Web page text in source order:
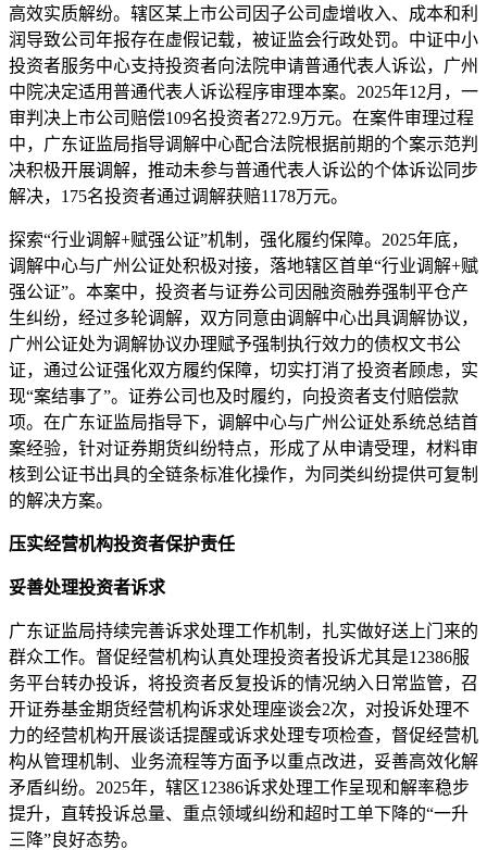
高效实质解纷。辖区某上市公司因子公司虚增收入、成本和利
润导致公司年报存在虚假记载，被证监会行政处罚。中证中小
投资者服务中心支持投资者向法院申请普通代表人诉讼，广州
中院决定适用普通代表人诉讼程序审理本案。2025年12月，一
审判决上市公司赔偿109名投资者272.9万元。在案件审理过程
中，广东证监局指导调解中心配合法院根据前期的个案示范判
决积极开展调解，推动未参与普通代表人诉讼的个体诉讼同步
解决，175名投资者通过调解获赔1178万元。
探索“行业调解+赋强公证”机制，强化履约保障。2025年底，
调解中心与广州公证处积极对接，落地辖区首单“行业调解+赋
强公证”。本案中，投资者与证券公司因融资融券强制平仓产
生纠纷，经过多轮调解，双方同意由调解中心出具调解协议，
广州公证处为调解协议办理赋予强制执行效力的债权文书公
证，通过公证强化双方履约保障，切实打消了投资者顾虑，实
现“案结事了”。证券公司也及时履约，向投资者支付赔偿款
项。在广东证监局指导下，调解中心与广州公证处系统总结首
案经验，针对证券期货纠纷特点，形成了从申请受理，材料审
核到公证书出具的全链条标准化操作，为同类纠纷提供可复制
的解决方案。
压实经营机构投资者保护责任
妥善处理投资者诉求
广东证监局持续完善诉求处理工作机制，扎实做好送上门来的
群众工作。督促经营机构认真处理投资者投诉尤其是12386服
务平台转办投诉，将投资者反复投诉的情况纳入日常监管，召
开证券基金期货经营机构诉求处理座谈会2次，对投诉处理不
力的经营机构开展谈话提醒或诉求处理专项检查，督促经营机
构从管理机制、业务流程等方面予以重点改进，妥善高效化解
矛盾纠纷。2025年，辖区12386诉求处理工作呈现和解率稳步
提升，直转投诉总量、重点领域纠纷和超时工单下降的“一升
三降”良好态势。